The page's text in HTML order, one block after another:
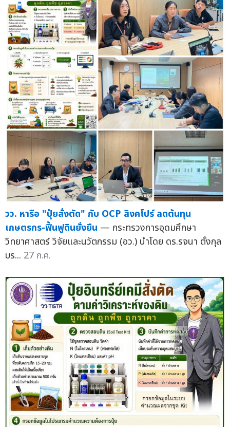
วว. หารือ "ปุ๋ยสั่งตัด" กับ OCP สิงคโปร์ ลดต้นทุน
เกษตรกร-ฟื้นฟูดินยั่งยืน — กระทรวงการอุดมศึกษา
วิทยาศาสตร์ วิจัยและนวัตกรรม (อว.) นำโดย ดร.รจนา ตั้งกุล
บร... 27 ก.ค.